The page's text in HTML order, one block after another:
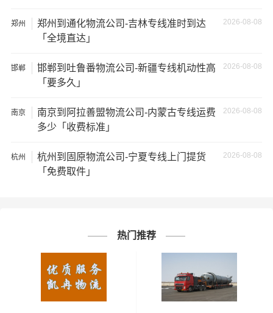
★ 由于货运运输比较特殊，请您托运之前仔细清点您所托
运的所有物品；如果您的货物需要临时存放，请尽早最快
★ 为了提高承德到黔西南州物流
意见汇报于您，非常感谢您对我们的支持，我们将为客户
的需求做出不懈的努力，您的满意就是我们前进的动力!
标签： # 黔西南州专线
# 黔西南州货运
# 黔西南州物流
郑州 2026-08-08
郑州到通化物流公司-吉林专线准时到达
「全境直达」
邯郸 2026-08-08
邯郸到吐鲁番物流公司-新疆专线机动性高
「要多久」
南京 2026-08-08
南京到阿拉善盟物流公司-内蒙古专线运费
多少「收费标准」
杭州 2026-08-08
杭州到固原物流公司-宁夏专线上门提货
「免费取件」
热门推荐